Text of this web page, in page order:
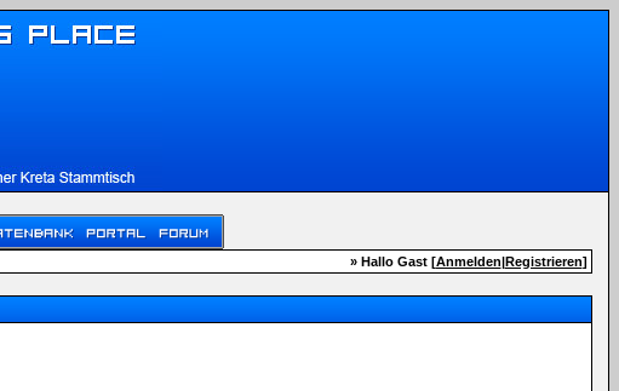
» Hallo Gast [Anmelden|Registrieren]